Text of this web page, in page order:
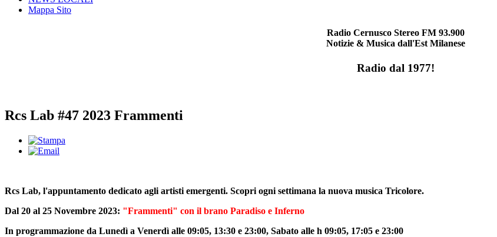
Mappa Sito
Radio Cernusco Stereo FM 93.900
Notizie & Musica dall'Est Milanese
Radio dal 1977!
Rcs Lab #47 2023 Frammenti
Rcs Lab, l'appuntamento dedicato agli artisti emergenti. Scopri ogni settimana la nuova musica Tricolore.
Dal 20 al 25 Novembre 2023: "Frammenti" con il brano Paradiso e Inferno
In programmazione da Lunedì a Venerdì alle 09:05, 13:30 e 23:00, Sabato alle h 09:05, 17:05 e 23:00